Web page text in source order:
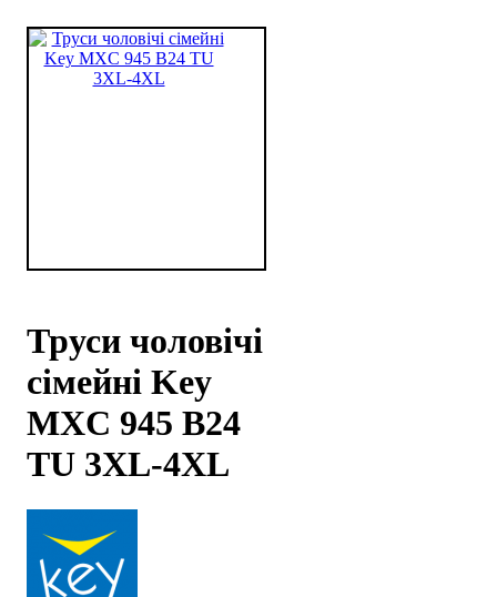
Труси чоловічі
сімейні Key
MXC 945 В24
TU 3XL-4XL